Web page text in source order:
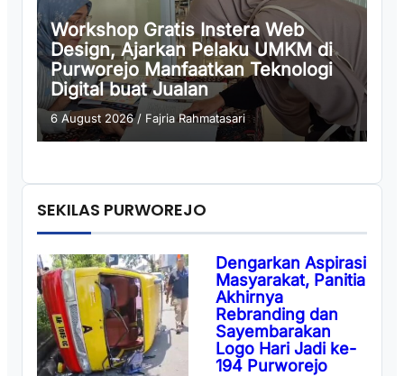
Workshop Gratis Instera Web
Design, Ajarkan Pelaku UMKM di
Purworejo Manfaatkan Teknologi
Digital buat Jualan
6 August 2026/ Fajria Rahmatasari
SEKILAS PURWOREJO
Dengarkan Aspirasi
Masyarakat, Panitia
Akhirnya
Rebranding dan
Sayembarakan
Logo Hari Jadi ke-
194 Purworejo